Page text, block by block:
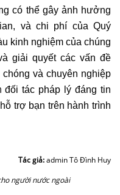
có thể gây ảnh hưởng
và chi phí của Quý
kinh nghiệm của chúng
giải quyết các vấn đề
và chuyên nghiệp
đối tác pháp lý đáng tin
trợ bạn trên hành trình
Tác giả:admin Tô Đình Huy
người nước ngoài